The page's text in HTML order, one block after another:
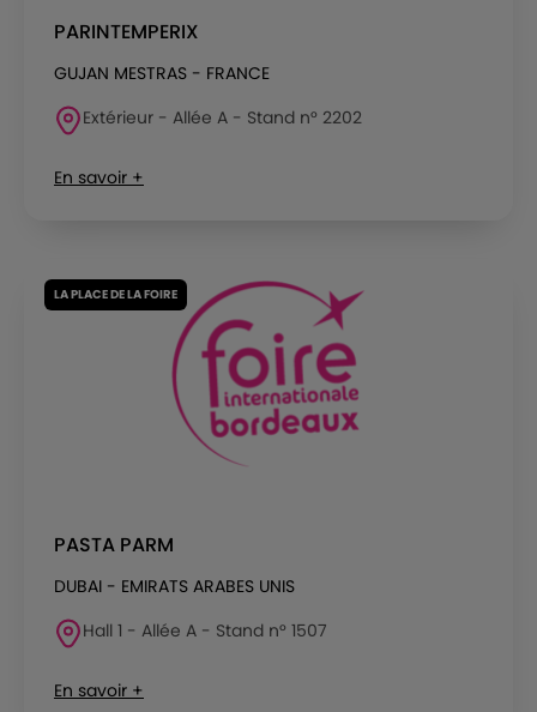
PARINTEMPERIX
GUJAN MESTRAS - FRANCE
Extérieur - Allée A - Stand n° 2202
En savoir +
LA PLACE DE LA FOIRE
PASTA PARM
DUBAI - EMIRATS ARABES UNIS
Hall 1 - Allée A - Stand n° 1507
En savoir +